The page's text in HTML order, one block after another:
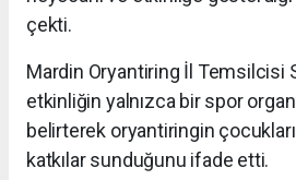
çekti.
Mardin Oryantiring İl Temsilcisi
etkinliğin yalnızca bir spor
belirterek oryantiringin
katkılar sunduğunu ifade etti.